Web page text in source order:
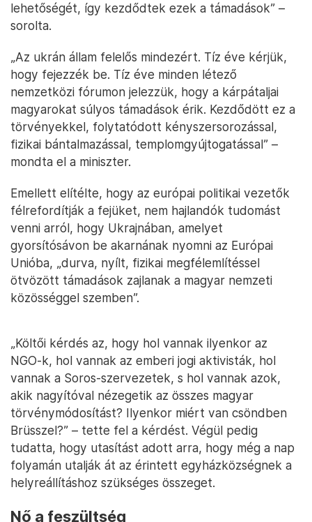
lehetőségét, így kezdődtek ezek a támadások” –
sorolta.
„Az ukrán állam felelős mindezért. Tíz éve kérjük,
hogy fejezzék be. Tíz éve minden létező
nemzetközi fórumon jelezzük, hogy a kárpátaljai
magyarokat súlyos támadások érik. Kezdődött ez a
törvényekkel, folytatódott kényszersorozással,
fizikai bántalmazással, templomgyújtogatással” –
mondta el a miniszter.
Emellett elítélte, hogy az európai politikai vezetők
félrefordítják a fejüket, nem hajlandók tudomást
venni arról, hogy Ukrajnában, amelyet
gyorsítósávon be akarnának nyomni az Európai
Unióba, „durva, nyílt, fizikai megfélemlítéssel
ötvözött támadások zajlanak a magyar nemzeti
közösséggel szemben”.
„Költői kérdés az, hogy hol vannak ilyenkor az
NGO-k, hol vannak az emberi jogi aktivisták, hol
vannak a Soros-szervezetek, s hol vannak azok,
akik nagyítóval nézegetik az összes magyar
törvénymódosítást? Ilyenkor miért van csöndben
Brüsszel?” – tette fel a kérdést. Végül pedig
tudatta, hogy utasítást adott arra, hogy még a nap
folyamán utalják át az érintett egyházközségnek a
helyreállításhoz szükséges összeget.
Nő a feszültség